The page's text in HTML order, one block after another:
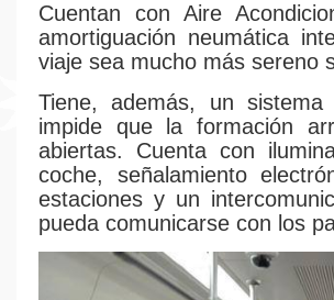
Cuentan con Aire
amortiguación neumática
viaje sea mucho más sereno
Tiene, además, un
impide que la formación
abiertas. Cuenta con
coche, señalamiento
estaciones y un
pueda comunicarse con los